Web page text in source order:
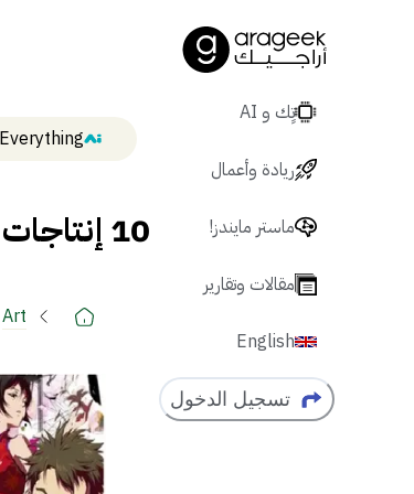
تٍك و AI
ريادة وأعمال
ماستر مايندز!
مقالات وتقارير
English
تسجيل الدخول
10 إنتاجات أنمي ستأخذنا برحلة زمنية إلى الماضي
Art